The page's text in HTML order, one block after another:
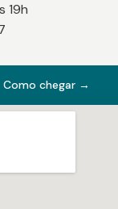
19h
Como chegar →